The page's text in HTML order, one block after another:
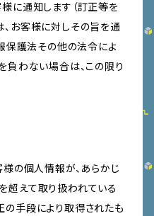
に通知します（訂正等を
お客様に対しその旨を通
報保護法その他の法令によ
負わない場合は、この限り
様の個人情報が、あらかじ
超えて取り扱われている
の手段により取得されたも